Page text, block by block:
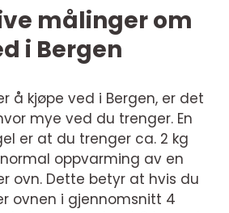
målinger om
i Bergen
å kjøpe ved i Bergen, er det
mye ved du trenger. En
er at du trenger ca. 2 kg
oppvarming av en
ovn. Dette betyr at hvis du
ovnen i gjennomsnitt 4